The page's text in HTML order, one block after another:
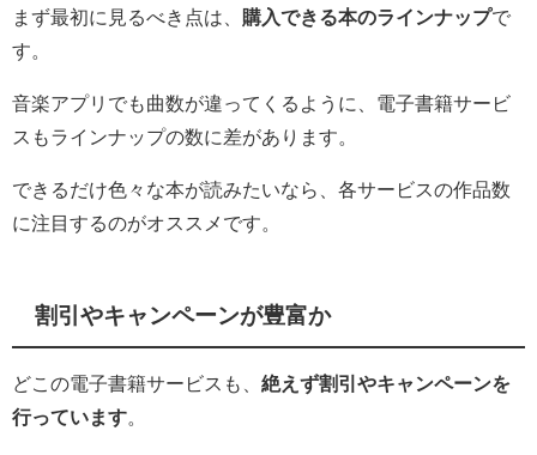
まず最初に見るべき点は、 購入できる本のラインナップで
す。
音楽アプリでも曲数が違ってくるように、電子書籍サービ
スもラインナップの数に差があります。
できるだけ色々な本が読みたいなら、各サービスの作品数
に注目するのがオススメです。
割引やキャンペーンが豊富か
どこの電子書籍サービスも、 絶えず割引やキャンペーンを
行っています。